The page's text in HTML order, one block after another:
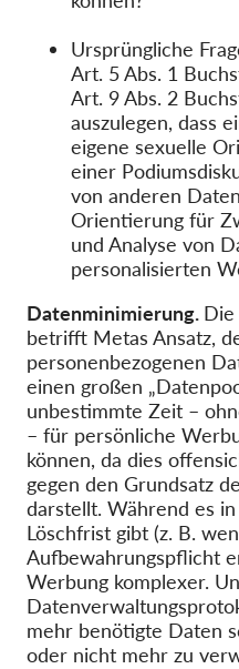
Ursprüngliche
Art. 5 Abs. 1
Art. 9 Abs. 2
auszulegen, dass
eigene sexuelle
einer
von anderen
Orientierung für
und Analyse von
personalisierten
Datenminimierung. Die
betrifft Metas Ansatz,
personenbezogenen
einen großen
unbestimmte Zeit –
– für persönliche
können, da dies
gegen den Grundsatz
darstellt. Während es
Löschfrist gibt (z. B.
Aufbewahrungspflicht
Werbung komplexer.
mehr benötigte Daten
oder nicht mehr zu